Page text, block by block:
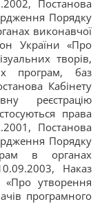
Постанова
Порядку
виконавчої
України «Про
творів,
програм, баз
Кабінету
реєстрацію
права
Постанова
Порядку
в органах
Наказ
«Про утворення
програмного